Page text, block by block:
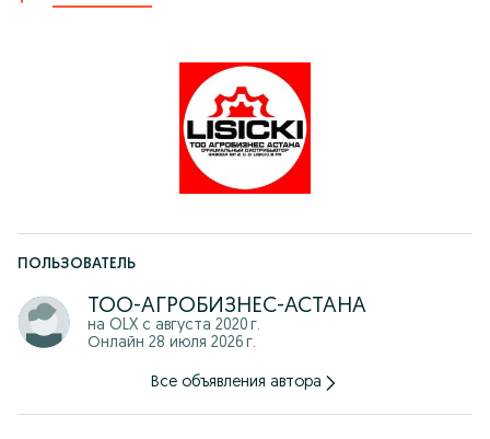
ПОЛЬЗОВАТЕЛЬ
ТОО-АГРОБИЗНЕС-АСТАНА
на OLX с августа 2020 г.
Онлайн 28 июля 2026 г.
Все объявления автора